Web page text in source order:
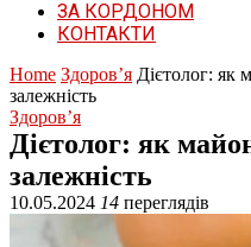
ЗА КОРДОНОМ
КОНТАКТИ
Home Здоров’я Дієтолог: як
залежність
Здоров’я
Дієтолог: як
залежність
10.05.2024 14 переглядів